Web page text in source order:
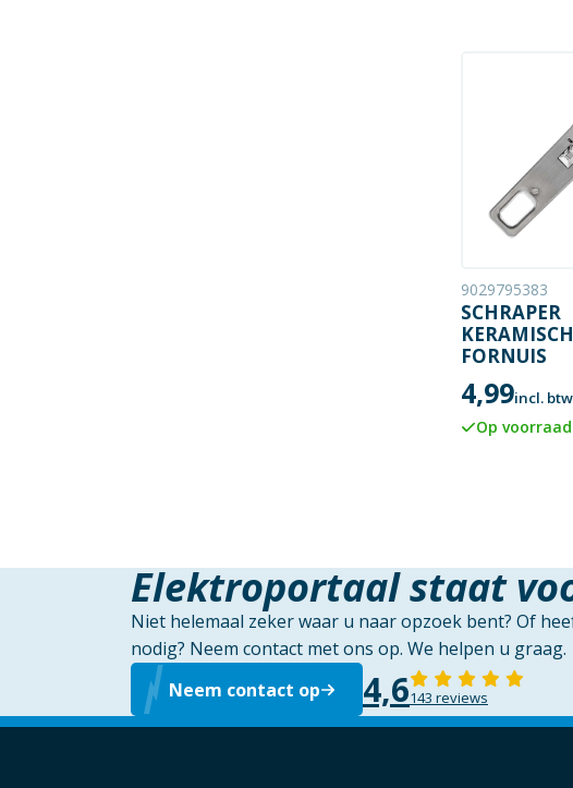
9029795383
SCHRAPER
KERAMISCH
FORNUIS
4,99incl. btw
Op voorraad
Elektroportaal staat
Niet helemaal zeker waar u naar opzoek bent? Of
nodig? Neem contact met ons op. We helpen u graag.
Neem contact op
4,6143 reviews